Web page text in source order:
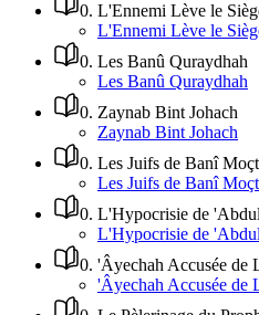
0. L'Ennemi Lève le
L'Ennemi Lève le
0. Les Banû Quraydhah
Les Banû Quraydhah
0. Zaynab Bint Johach
Zaynab Bint Johach
0. Les Juifs de Banî
Les Juifs de Banî
0. L'Hypocrisie de
L'Hypocrisie de
0. 'Âyechah Accusée de
'Âyechah Accusée de